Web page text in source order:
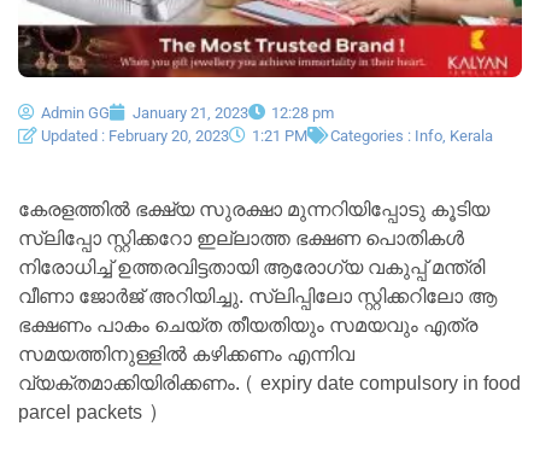
Admin GG January 21, 2023
12:28 pm
Updated : February 20, 2023
1:21 PM Categories : Info Kerala
കേരളത്തിൽ ഭക്ഷ്യ സുരക്ഷാ മുന്നറിയിപ്പോടു കൂടിയ
സ്ലിപ്പോ സ്റ്റിക്കറോ ഇല്ലാത്ത ഭക്ഷണ പൊതികൾ
നിരോധിച്ച് ഉത്തരവിട്ടതായി ആരോഗ്യ വകുപ്പ് മന്ത്രി
വീണാ ജോർജ് അറിയിച്ചു. സ്ലിപ്പിലോ സ്റ്റിക്കറിലോ ആ
ഭക്ഷണം പാകം ചെയ്ത തീയതിയും സമയവും എത്ര
സമയത്തിനുള്ളിൽ കഴിക്കണം എന്നിവ
വ്യക്തമാക്കിയിരിക്കണം. ( expiry date compulsory in food
parcel packets )